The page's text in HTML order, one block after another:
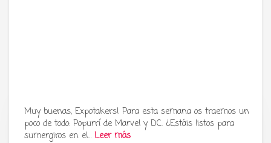
Tu radio y podcast sobre manga,
anime y cultura japonesa ツ
Muy buenas, Expotakers! Para esta semana os traemos un
poco de todo: Popurrí de Marvel y DC. ¿Estáis listos para
sumergiros en el… Leer más